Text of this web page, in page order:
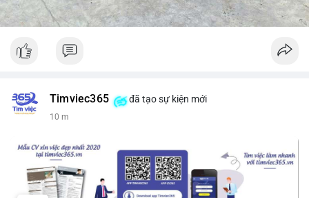
Timviec365 đã tạo sự kiện mới
10 m